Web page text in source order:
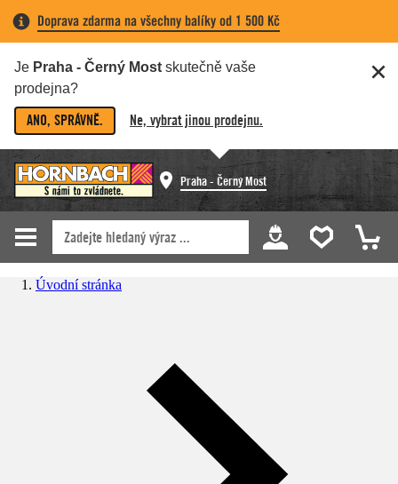
Doprava zdarma na všechny balíky od 1 500 Kč
Je Praha - Černý Most skutečně vaše
prodejna?
ANO, SPRÁVNĚ. Ne, vybrat jinou prodejnu.
Praha - Černý Most
Úvodní stránka